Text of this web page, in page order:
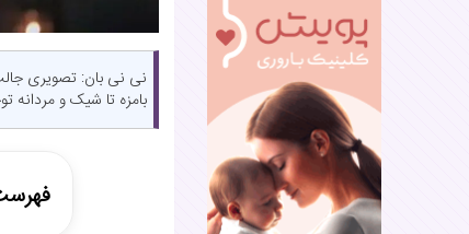
نی نی بان: تصویری
بامزه تا شیک و مردانه